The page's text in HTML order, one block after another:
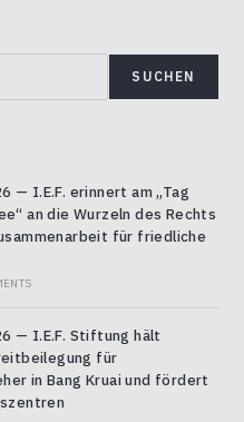
SUCHEN
— I.E.F. erinnert am „Tag
an die Wurzeln des Rechts
für friedliche
— I.E.F. Stiftung hält
für
in Bang Kruai und fördert